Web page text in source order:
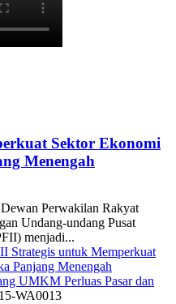
Sektor Ekonomi
Menengah
Perwakilan Rakyat
Undang-undang Pusat
menjadi...
Strategis untuk Memperkuat
Panjang Menengah
UMKM Perluas Pasar dan